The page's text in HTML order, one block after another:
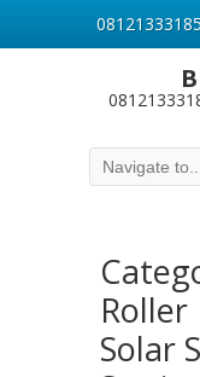
Roller
Solar